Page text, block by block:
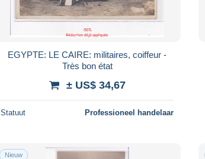
EGYPTE: LE CAIRE: militaires, coiffeur -
Très bon état
± US$ 34,67
Statuut Professioneel handelaar
Nieuw